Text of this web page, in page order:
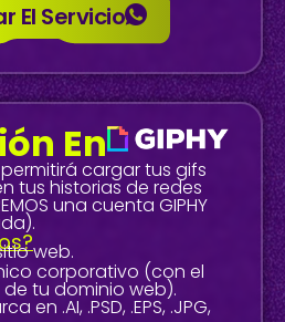
El Servicio
En
cargar tus gifs
tus historias de redes
una cuenta GIPHY
web.
corporativo (con el
tu dominio web).
en .AI, .PSD, .EPS, .JPG,